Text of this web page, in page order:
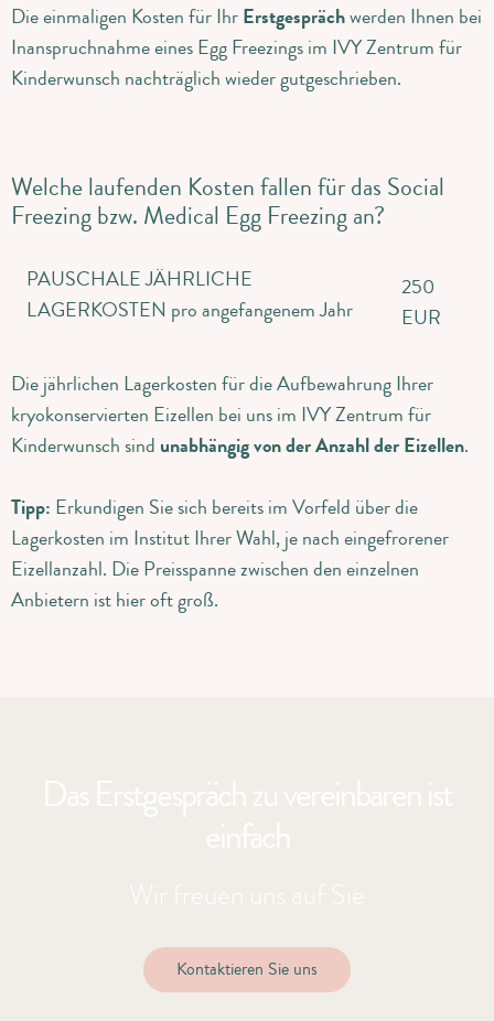
Die einmaligen Kosten für IhrErstgesprächwerden Ihnen bei
Inanspruchnahme eines Egg Freezings im IVY Zentrum für
Kinderwunsch nachträglich wieder gutgeschrieben.
Welche laufenden Kosten fallen für das Social
Freezing bzw. Medical Egg Freezing an?
PAUSCHALE JÄHRLICHE
LAGERKOSTEN pro angefangenem Jahr
250
EUR
Die jährlichen Lagerkosten für die Aufbewahrung Ihrer
kryokonservierten Eizellen bei uns im IVY Zentrum für
Kinderwunsch sind unabhängig von der Anzahl der Eizellen.
Tipp: Erkundigen Sie sich bereits im Vorfeld über die
Lagerkosten im Institut Ihrer Wahl, je nach eingefrorener
Eizellanzahl. Die Preisspanne zwischen den einzelnen
Anbietern ist hier oft groß.
Kontaktieren Sie uns